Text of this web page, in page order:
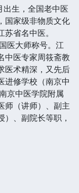
生，全国老中医
国家级非物质文化
省名中医。
医大师称号。江
中医专家周筱斋教
医术精深，又先后
进修学校（南京中
京中医学院附属
师（讲师）、副主
、副院长等职，